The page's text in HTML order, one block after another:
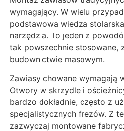
wymagający. W wielu
podstawowa wiedza
narzędzia. To jeden z
tak powszechnie stosowane,
budownictwie masowym.
Zawiasy chowane wymagają
Otwory w skrzydle i
bardzo dokładnie, często z
specjalistycznych frezów. Z
zazwyczaj montowane